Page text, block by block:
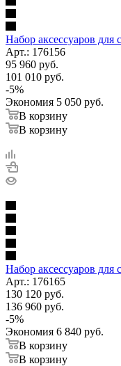
Набор аксессуаров
Арт.: 176156
95 960 руб.
101 010 руб.
-5%
Экономия 5 050 руб.
В корзину
В корзину
Набор аксессуаров
Арт.: 176165
130 120 руб.
136 960 руб.
-5%
Экономия 6 840 руб.
В корзину
В корзину